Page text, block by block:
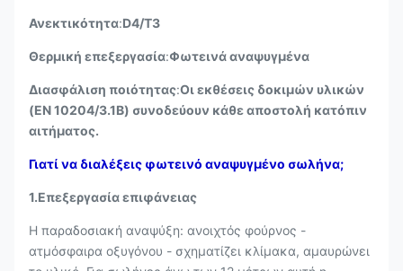
Ανεκτικότητα:D4/T3
Θερμική επεξεργασία:Φωτεινά αναψυγμένα
Διασφάλιση ποιότητας:Οι εκθέσεις δοκιμών υλικών
(EN 10204/3.1B) συνοδεύουν κάθε αποστολή κατόπιν
αιτήματος.
Γιατί να διαλέξεις φωτεινό αναψυγμένο σωλήνα;
1.Επεξεργασία επιφάνειας
Η παραδοσιακή αναψύξη: ανοιχτός φούρνος -
ατμόσφαιρα οξυγόνου - σχηματίζει κλίμακα, αμαυρώνει